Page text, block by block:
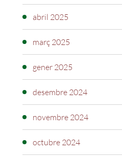
abril 2025
març 2025
gener 2025
desembre 2024
novembre 2024
octubre 2024